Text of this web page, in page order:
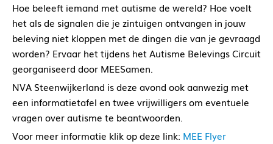
Hoe beleeft iemand met autisme de wereld? Hoe voelt
het als de signalen die je zintuigen ontvangen in jouw
beleving niet kloppen met de dingen die van je gevraagd
worden? Ervaar het tijdens het Autisme Belevings Circuit
georganiseerd door MEESamen.
NVA Steenwijkerland is deze avond ook aanwezig met
een informatietafel en twee vrijwilligers om eventuele
vragen over autisme te beantwoorden.
Voor meer informatie klik op deze link: MEE Flyer